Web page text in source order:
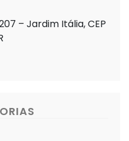
– Jardim Itália, CEP